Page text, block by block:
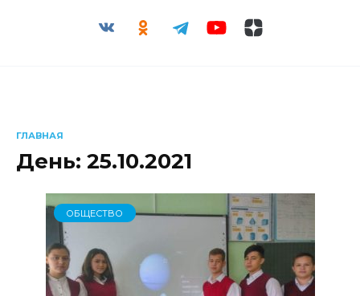
ГЛАВНАЯ
День: 25.10.2021
ОБЩЕСТВО